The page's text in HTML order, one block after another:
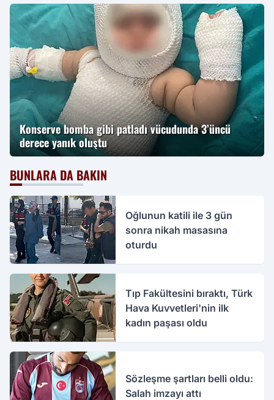
Konserve bomba gibi patladı vücudunda 3’üncü
derece yanık oluştu
BUNLARA DA BAKIN
Oğlunun katili ile 3 gün
sonra nikah masasına
oturdu
Tıp Fakültesini bıraktı, Türk
Hava Kuvvetleri'nin ilk
kadın paşası oldu
Sözleşme şartları belli oldu:
Salah imzayı attı